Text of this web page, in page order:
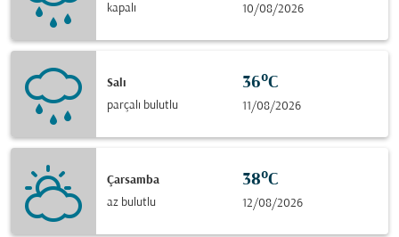
kapalı
10/08/2026
Salı
parçalı bulutlu
36°C
11/08/2026
Çarsamba
az bulutlu
38°C
12/08/2026